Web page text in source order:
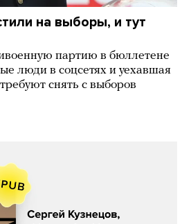
на выборы, и тут
партию в бюллетене
люди в соцсетях и уехавшая
снять с выборов